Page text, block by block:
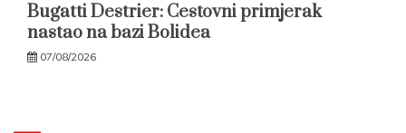
Bugatti Destrier: Cestovni primjerak
nastao na bazi Bolidea
07/08/2026